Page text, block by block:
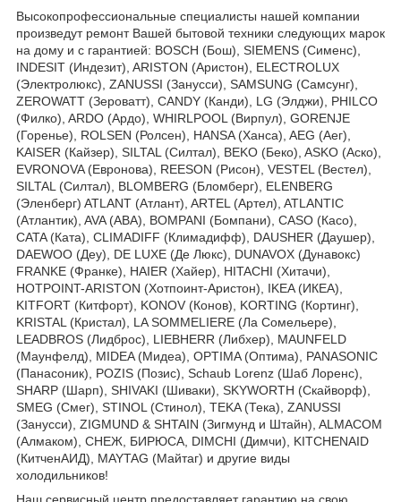
Высокопрофессиональные специалисты нашей компании
произведут ремонт Вашей бытовой техники следующих марок
на дому и с гарантией: BOSCH (Бош), SIEMENS (Сименс),
INDESIT (Индезит), ARISTON (Аристон), ELECTROLUX
(Электролюкс), ZANUSSI (Занусси), SAMSUNG (Самсунг),
ZEROWATT (Зероватт), CANDY (Канди), LG (Элджи), PHILCO
(Филко), ARDO (Ардо), WHIRLPOOL (Вирпул), GORENJE
(Горенье), ROLSEN (Ролсен), HANSA (Ханса), AEG (Аег),
KAISER (Кайзер), SILTAL (Силтал), BEKO (Беко), ASKO (Аско),
EVRONOVA (Евронова), REESON (Рисон), VESTEL (Вестел),
SILTAL (Силтал), BLOMBERG (Бломберг), ELENBERG
(Эленберг) ATLANT (Атлант), ARTEL (Артел), ATLANTIC
(Атлантик), AVA (АВА), BOMPANI (Бомпани), CASO (Касо),
CATA (Ката), CLIMADIFF (Климадифф), DAUSHER (Даушер),
DAEWOO (Деу), DE LUXE (Де Люкс), DUNAVOX (Дунавокс)
FRANKE (Франке), HAIER (Хайер), HITACHI (Хитачи),
HOTPOINT-ARISTON (Хотпоинт-Аристон), IKEA (ИКЕА),
KITFORT (Китфорт), KONOV (Конов), KORTING (Кортинг),
KRISTAL (Кристал), LA SOMMELIERE (Ла Сомельере),
LEADBROS (Лидброс), LIEBHERR (Либхер), MAUNFELD
(Маунфелд), MIDEA (Мидеа), OPTIMA (Оптима), PANASONIC
(Панасоник), POZIS (Позис), Schaub Lorenz (Шаб Лоренс),
SHARP (Шарп), SHIVAKI (Шиваки), SKYWORTH (Скайворф),
SMEG (Смег), STINOL (Стинол), TEKA (Тека), ZANUSSI
(Занусси), ZIGMUND & SHTAIN (Зигмунд и Штайн), ALMACOM
(Алмаком), СНЕЖ, БИРЮСА, DIMCHI (Димчи), KITCHENAID
(КитченАИД), MAYTAG (Майтаг) и другие виды
холодильников!
Наш сервисный центр предоставляет гарантию на свою